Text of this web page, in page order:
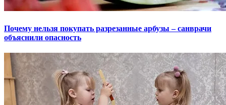
Почему нельзя покупать разрезанные арбузы – санврачи
объяснили опасность